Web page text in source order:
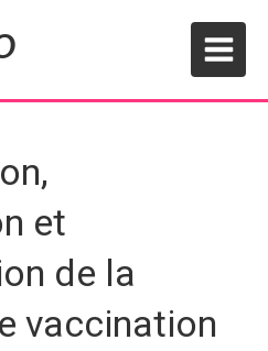
et
de la
vaccination